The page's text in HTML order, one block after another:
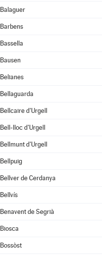
Balaguer
Barbens
Bassella
Bausen
Belianes
Bellaguarda
Bellcaire d'Urgell
Bell-lloc d'Urgell
Bellmunt d'Urgell
Bellpuig
Bellver de Cerdanya
Bellvís
Benavent de Segrià
Biosca
Bossòst